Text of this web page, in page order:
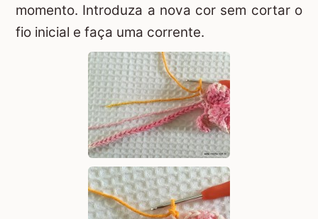
momento. Introduza a nova cor sem cortar o
fio inicial e faça uma corrente.